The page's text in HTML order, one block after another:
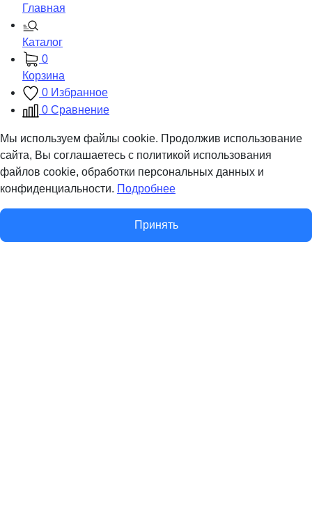
Главная
Каталог
0
Корзина
0 Избранное
0 Сравнение
Мы используем файлы cookie. Продолжив использование
сайта, Вы соглашаетесь с политикой использования
файлов cookie, обработки персональных данных и
конфиденциальности. Подробнее
Принять